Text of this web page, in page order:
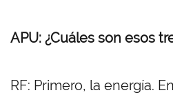
APU: ¿Cuáles son esos
RF: Primero, la energía.